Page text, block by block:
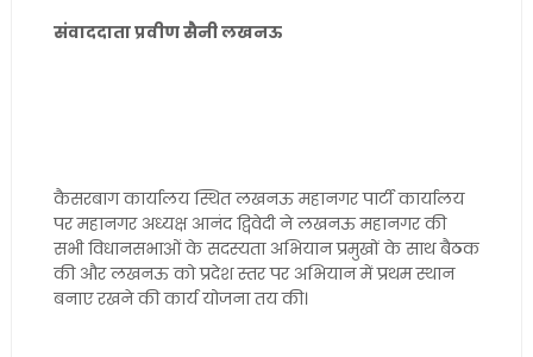
संवाददाता प्रवीण सैनी लखनऊ
कैसरबाग कार्यालय स्थित लखनऊ महानगर पार्टी कार्यालय
पर महानगर अध्यक्ष आनंद द्विवेदी ने लखनऊ महानगर की
सभी विधानसभाओं के सदस्यता अभियान प्रमुखों के साथ बैठक
की और लखनऊ को प्रदेश स्तर पर अभियान में प्रथम स्थान
बनाए रखने की कार्य योजना तय की।